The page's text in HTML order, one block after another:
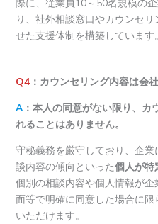
際に、従業員10～50名規模の
り、社外相談窓口やカウンセ
せた支援体制を構築しています。
Q4：カウンセリング内容は会
A：本人の同意がない限り、カ
れることはありません。
守秘義務を厳守しており、企
談内容の傾向といった個人が特
個別の相談内容や個人情報が
面等で明確に同意した場合に
いただけます。